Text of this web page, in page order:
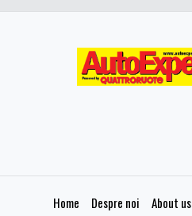
Home Despre noi About us